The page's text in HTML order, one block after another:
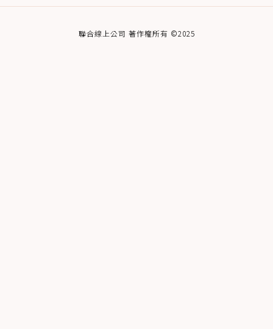
聯合線上公司 著作權所有 ©2025